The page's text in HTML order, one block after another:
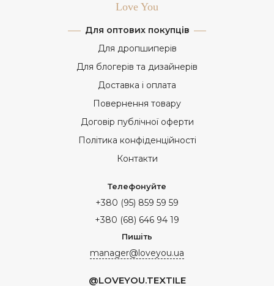
Love You
Для оптових покупців
Для дропшиперів
Для блогерів та дизайнерів
Доставка і оплата
Повернення товару
Договір публічної оферти
Політика конфіденційності
Контакти
Телефонуйте
+380 (95) 859 59 59
+380 (68) 646 94 19
Пишіть
manager@loveyou.ua
@LOVEYOU.TEXTILE